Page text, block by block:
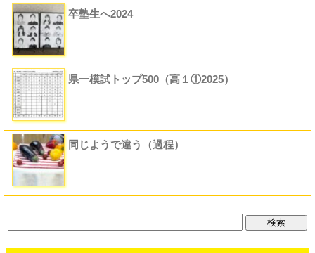
卒塾生へ2024
県一模試トップ500（高１①2025）
同じようで違う（過程）